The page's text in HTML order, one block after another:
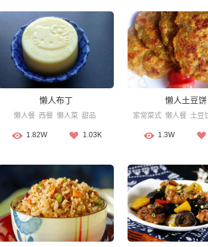
懒人布丁
懒人餐 西餐 懒人菜 甜品
1.82W 1.03K
懒人土豆饼
家常菜式 懒人餐 土豆
1.3W